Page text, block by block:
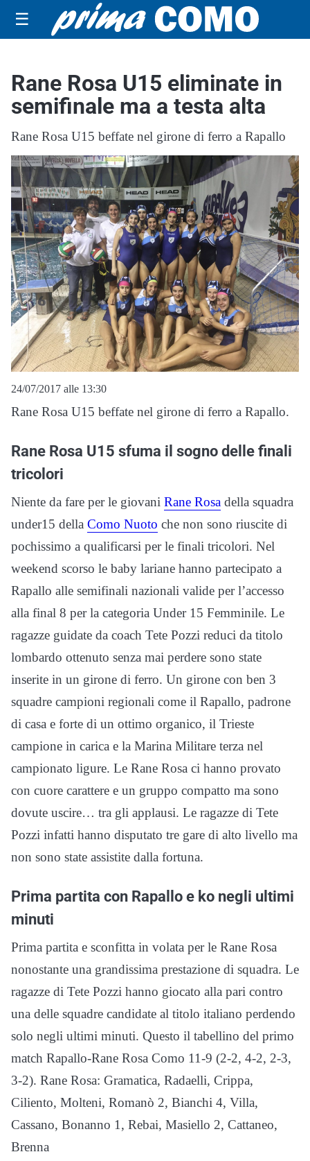
☰
Rane Rosa U15 eliminate in
semifinale ma a testa alta
Rane Rosa U15 beffate nel girone di ferro a Rapallo
24/07/2017 alle 13:30
Rane Rosa U15 beffate nel girone di ferro a Rapallo.
Rane Rosa U15 sfuma il sogno delle finali
tricolori
Niente da fare per le giovani Rane Rosa della squadra
under15 della Como Nuoto che non sono riuscite di
pochissimo a qualificarsi per le finali tricolori. Nel
weekend scorso le baby lariane hanno partecipato a
Rapallo alle semifinali nazionali valide per l’accesso
alla final 8 per la categoria Under 15 Femminile. Le
ragazze guidate da coach Tete Pozzi reduci da titolo
lombardo ottenuto senza mai perdere sono state
inserite in un girone di ferro. Un girone con ben 3
squadre campioni regionali come il Rapallo, padrone
di casa e forte di un ottimo organico, il Trieste
campione in carica e la Marina Militare terza nel
campionato ligure. Le Rane Rosa ci hanno provato
con cuore carattere e un gruppo compatto ma sono
dovute uscire… tra gli applausi. Le ragazze di Tete
Pozzi infatti hanno disputato tre gare di alto livello ma
non sono state assistite dalla fortuna.
Prima partita con Rapallo e ko negli ultimi
minuti
Prima partita e sconfitta in volata per le Rane Rosa
nonostante una grandissima prestazione di squadra. Le
ragazze di Tete Pozzi hanno giocato alla pari contro
una delle squadre candidate al titolo italiano perdendo
solo negli ultimi minuti. Questo il tabellino del primo
match Rapallo-Rane Rosa Como 11-9 (2-2, 4-2, 2-3,
3-2). Rane Rosa: Gramatica, Radaelli, Crippa,
Ciliento, Molteni, Romanò 2, Bianchi 4, Villa,
Cassano, Bonanno 1, Rebai, Masiello 2, Cattaneo,
Brenna